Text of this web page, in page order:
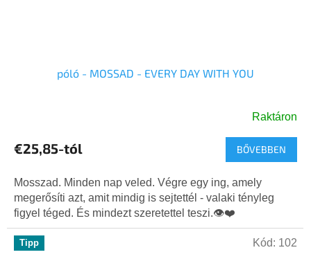
póló - MOSSAD - EVERY DAY WITH YOU
átlagos
5-
ből
5,0
csillag.
Raktáron
€25,85-tól BŐVEBBEN
Mosszad. Minden nap veled. Végre egy ing, amely
megerősíti azt, amit mindig is sejtettél - valaki tényleg
figyel téged. És mindezt szeretettel teszi.👁️❤️
Tipp Kód: 102